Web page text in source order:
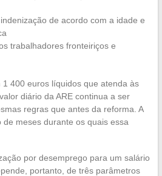
de acordo com a idade e
trabalhadores fronteiriços e
400 euros líquidos que atenda às
diário da ARE continua a ser
regras que antes da reforma. A
meses durante os quais essa
por desemprego para um salário
portanto, de três parâmetros